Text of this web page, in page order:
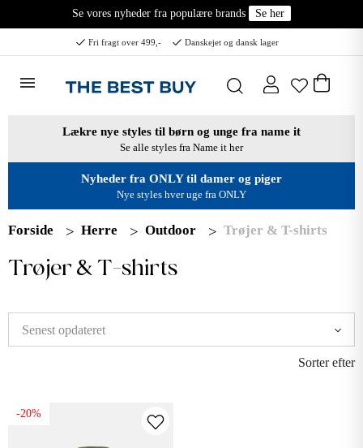
Se vores nyheder fra populære brands Se her
Fri fragt over 499,- Danskejet og dansk lager
Lækre nye styles til børn og unge fra name it
Se alle styles fra Name it her
Nyheder fra ONLY til damer og piger
Nye styles hver uge fra ONLY
Forside Herre Outdoor Trøjer & T-shirts
Trøjer & T-shirts
Sorter efter
-20%